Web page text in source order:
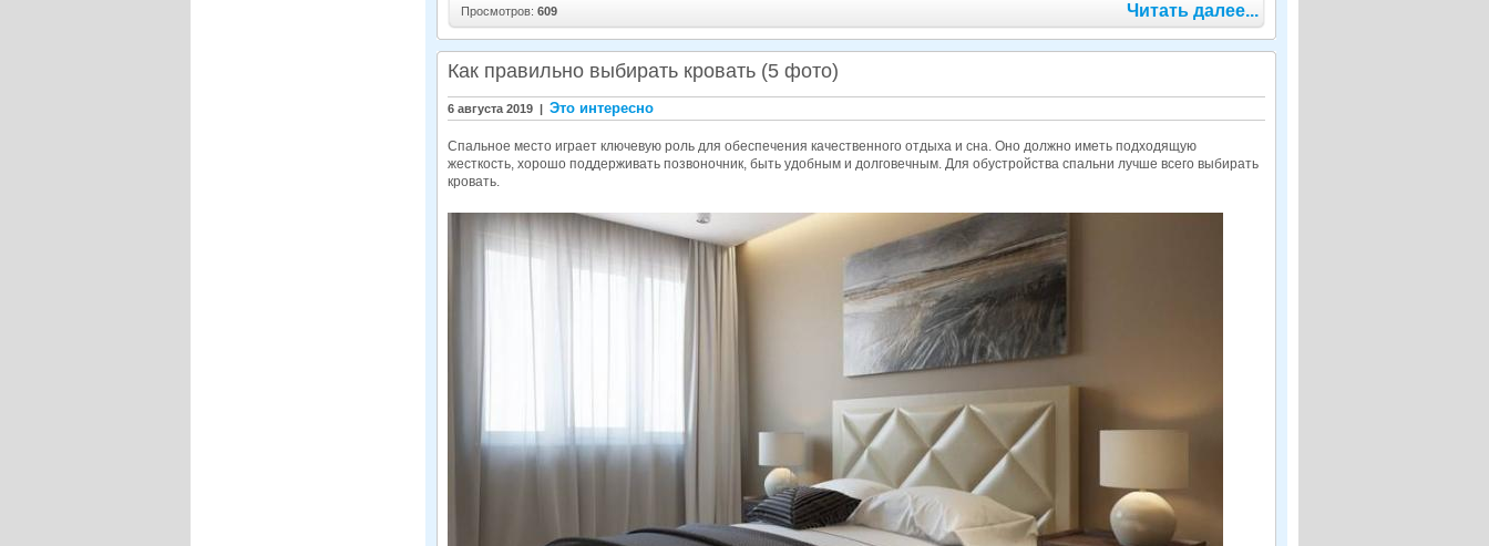
Просмотров: 609 Читать далее...
Как правильно выбирать кровать (5 фото)
6 августа 2019 | Это интересно
Спальное место играет ключевую роль для обеспечения качественного отдыха и сна. Оно должно иметь подходящую
жесткость, хорошо поддерживать позвоночник, быть удобным и долговечным. Для обустройства спальни лучше всего выбирать
кровать.